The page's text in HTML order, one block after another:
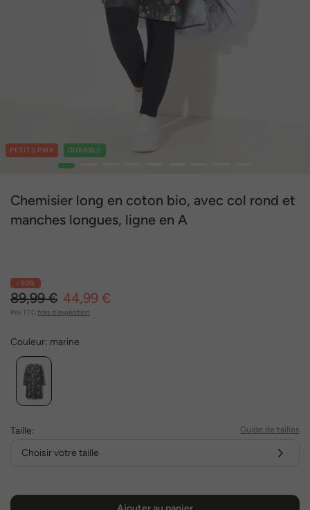
PETITS PRIX DURABLE
1
Chemisier long en coton bio, avec col rond et
manches longues, ligne en A
- 50%
89,99 € 44,99 €
Prix TTC frais d'expédition
Couleur: marine
Taille: Guide de tailles
Choisir votre taille